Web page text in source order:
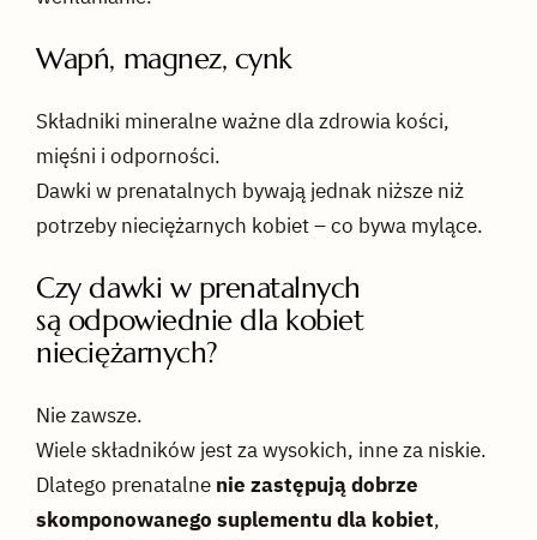
Wapń, magnez, cynk
Składniki mineralne ważne dla zdrowia kości,
mięśni i odporności.
Dawki w prenatalnych bywają jednak niższe niż
potrzeby nieciężarnych kobiet – co bywa mylące.
Czy dawki w prenatalnych
są odpowiednie dla kobiet
nieciężarnych?
Nie zawsze.
Wiele składników jest za wysokich, inne za niskie.
Dlatego prenatalne nie zastępują dobrze
skomponowanego suplementu dla kobiet,